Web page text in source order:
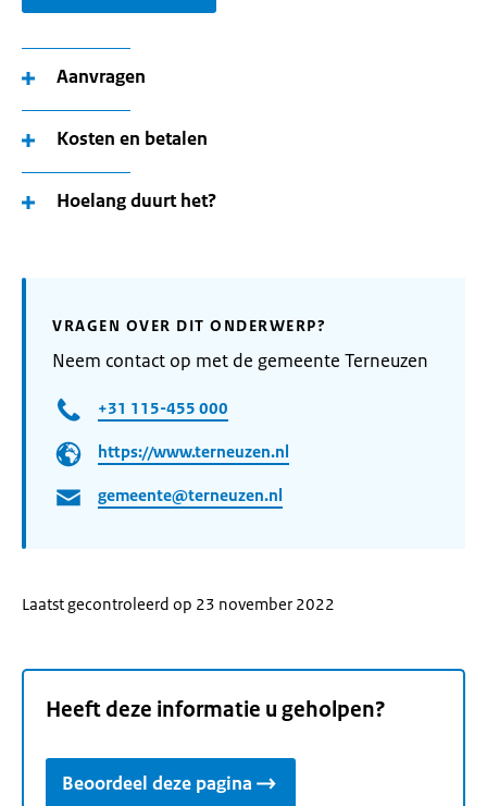
Aanvragen
Kosten en betalen
Hoelang duurt het?
VRAGEN OVER DIT ONDERWERP?
Neem contact op met de gemeente Terneuzen
+31 115-455 000
https://www.terneuzen.nl
gemeente@terneuzen.nl
Laatst gecontroleerd op 23 november 2022
Heeft deze informatie u geholpen?
Beoordeel deze pagina